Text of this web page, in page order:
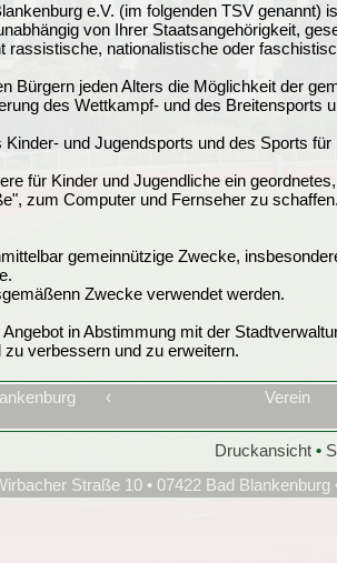
e.V. (im folgenden TSV genannt)
von Ihrer Staatsangehörigkeit,
rassistische, nationalistische oder
Bürgern jeden Alters die Möglichkeit der
des Wettkampf- und des Breitensports
und Jugendsports und des Sports für
für Kinder und Jugendliche ein
zum Computer und Fernseher zu schaffen.
gemeinnützige Zwecke,
Zwecke verwendet werden.
in Abstimmung mit der
verbessern und zu erweitern.
‹ Verein
Druckansicht •
Straße 10 • 07422 Bad Blankenburg